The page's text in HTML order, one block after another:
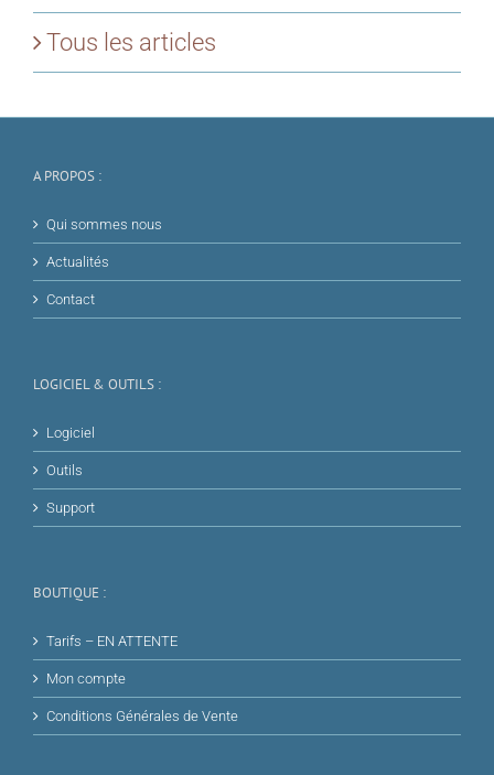
Tous les articles
A PROPOS :
Qui sommes nous
Actualités
Contact
LOGICIEL & OUTILS :
Logiciel
Outils
Support
BOUTIQUE :
Tarifs – EN ATTENTE
Mon compte
Conditions Générales de Vente